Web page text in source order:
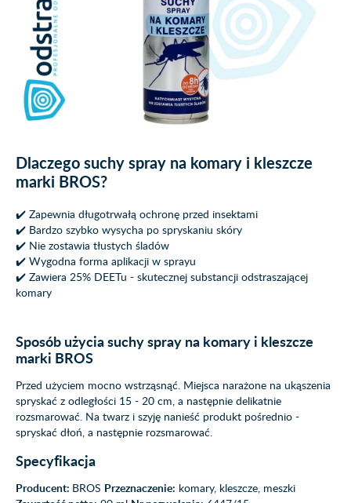
Dlaczego suchy spray na komary i kleszcze
marki BROS?
✔️ Zapewnia długotrwałą ochronę przed insektami
✔️ Bardzo szybko wysycha po spryskaniu skóry
✔️ Nie zostawia tłustych śladów
✔️ Wygodna forma aplikacji w sprayu
✔️ Zawiera 25% DEETu - skutecznej substancji odstraszającej
komary
Sposób użycia suchy spray na komary i kleszcze
marki BROS
Przed użyciem mocno wstrząsnąć. Miejsca narażone na ukąszenia
spryskać z odległości 15 - 20 cm, a następnie delikatnie
rozsmarować. Na twarz i szyję nanieść produkt pośrednio -
spryskać dłoń, a następnie rozsmarować.
Specyfikacja
Producent: BROS Przeznaczenie: komary, kleszcze, meszki